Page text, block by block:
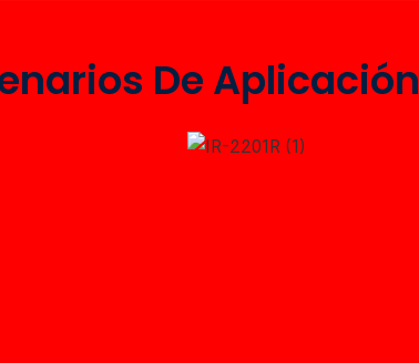
De Aplicación